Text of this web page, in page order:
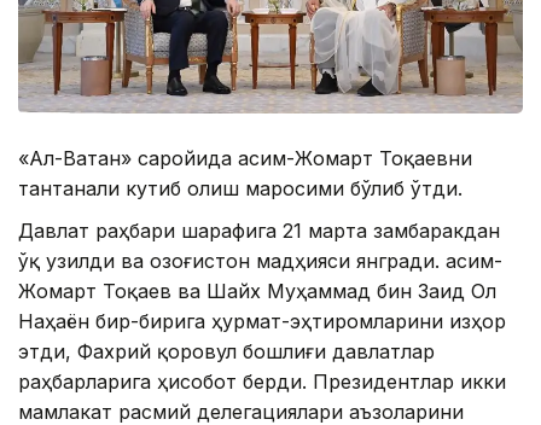
«Ал-Ватан» саройида Қасим-Жомарт Тоқаевни
тантанали кутиб олиш маросими бўлиб ўтди.
Давлат раҳбари шарафига 21 марта замбаракдан
ўқ узилди ва Қозоғистон мадҳияси янгради. Қасим-
Жомарт Тоқаев ва Шайх Муҳаммад бин Заид Ол
Наҳаён бир-бирига ҳурмат-эҳтиромларини изҳор
этди, Фахрий қоровул бошлиғи давлатлар
раҳбарларига ҳисобот берди. Президентлар икки
мамлакат расмий делегациялари аъзоларини